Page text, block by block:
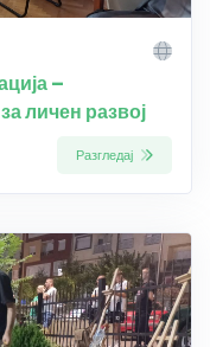
–
личен развој
Разгледај